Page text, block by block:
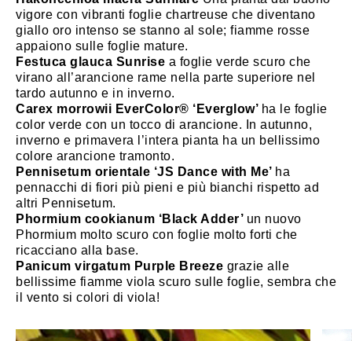
vigore con vibranti foglie chartreuse che diventano
giallo oro intenso se stanno al sole; fiamme rosse
appaiono sulle foglie mature.
Festuca glauca Sunrise a foglie verde scuro che
virano all’arancione rame nella parte superiore nel
tardo autunno e in inverno.
Carex morrowii EverColor® ‘Everglow’ ha le foglie
color verde con un tocco di arancione. In autunno,
inverno e primavera l’intera pianta ha un bellissimo
colore arancione tramonto.
Pennisetum orientale ‘JS Dance with Me’ ha
pennacchi di fiori più pieni e più bianchi rispetto ad
altri Pennisetum.
Phormium cookianum ‘Black Adder’ un nuovo
Phormium molto scuro con foglie molto forti che
ricacciano alla base.
Panicum virgatum Purple Breeze grazie alle
bellissime fiamme viola scuro sulle foglie, sembra che
il vento si colori di viola!